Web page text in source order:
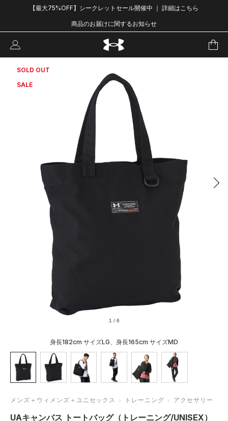
【最大75%OFF】シークレットセール開催中 ｜ 詳細はこちら
商品のお届けに関するお知らせ
SOLD OUT
SALE
1 / 6
身長182cm サイズLG、身長165cm サイズMD
メンズ＋ウィメンズ＋ユニセックス トレーニング アクセサリー
UAキャンバス トートバッグ（トレーニング/UNISEX）